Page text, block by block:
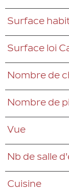
Surface
Surface loi
Nombre de
Nombre de
Vue
Nb de salle
Cuisine